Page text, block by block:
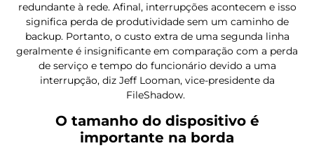
redundante à rede. Afinal, interrupções acontecem e isso
significa perda de produtividade sem um caminho de
backup. Portanto, o custo extra de uma segunda linha
geralmente é insignificante em comparação com a perda
de serviço e tempo do funcionário devido a uma
interrupção, diz Jeff Looman, vice-presidente da
FileShadow.
O tamanho do dispositivo é
importante na borda